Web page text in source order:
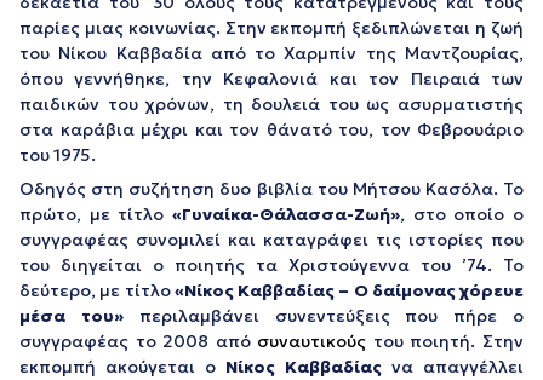
παρίες μιας κοινωνίας. Στην εκπομπή ξεδιπλώνεται η ζωή
του Νίκου Καββαδία από το Χαρμπίν της Μαντζουρίας,
όπου γεννήθηκε, την Κεφαλονιά και τον Πειραιά των
παιδικών του χρόνων, τη δουλειά του ως ασυρματιστής
στα καράβια μέχρι και τον θάνατό του, τον Φεβρουάριο
του 1975.
Οδηγός στη συζήτηση δυο βιβλία του Μήτσου Κασόλα. Το
πρώτο, με τίτλο «Γυναίκα-Θάλασσα-Ζωή», στο οποίο ο
συγγραφέας συνομιλεί και καταγράφει τις ιστορίες που
του διηγείται ο ποιητής τα Χριστούγεννα του ’74. Το
δεύτερο, με τίτλο«Νίκος Καββαδίας – Ο δαίμονας χόρευε
μέσα του»περιλαμβάνει συνεντεύξεις που πήρε ο
συγγραφέας το 2008 από συναυτικούς του ποιητή. Στην
εκπομπή ακούγεται ο Νίκος Καββαδίας να απαγγέλλει